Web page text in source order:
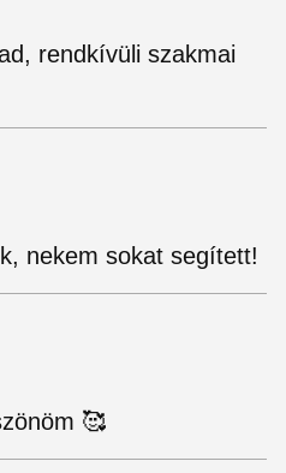
rendkívüli szakmai
nekem sokat segített!
🥰